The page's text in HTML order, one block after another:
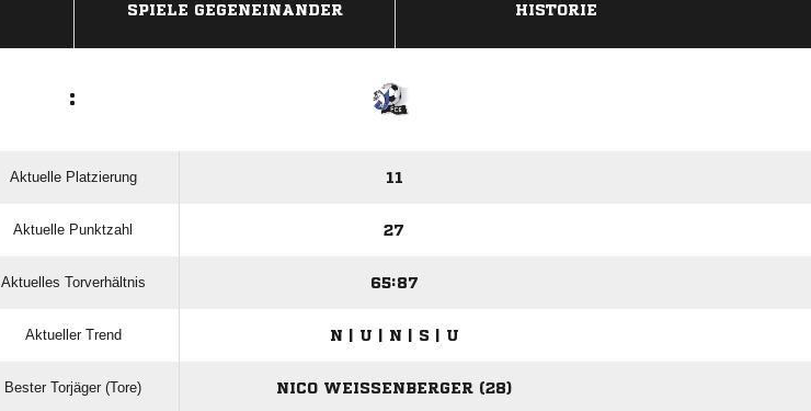
SPIELE GEGENEINANDER HISTORIE
:
Aktuelle Platzierung 11
Aktuelle Punktzahl 27
Aktuelles Torverhältnis 65:87
Aktueller Trend N | U | N | S | U
Bester Torjäger (Tore) NICO WEISSENBERGER (28)